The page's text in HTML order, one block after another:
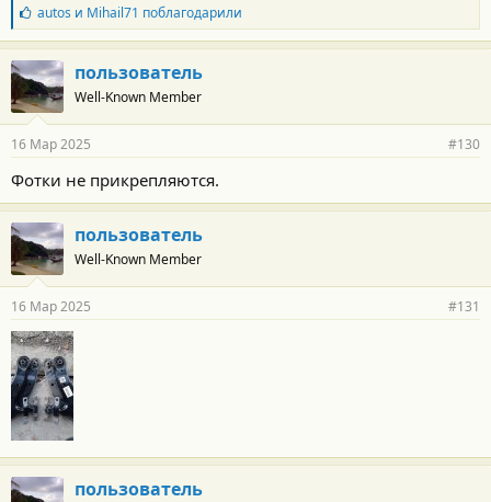
Б
л
а
г
о
д
а
н
с
т
и
:
autos и Mihail71 поблагодарили
пользователь
Well-Known Member
16 Мар 2025 #130
Фотки не прикрепляются.
пользователь
Well-Known Member
16 Мар 2025 #131
пользователь